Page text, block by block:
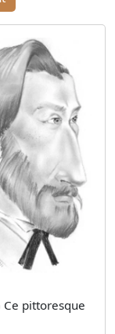
Ce pittoresque